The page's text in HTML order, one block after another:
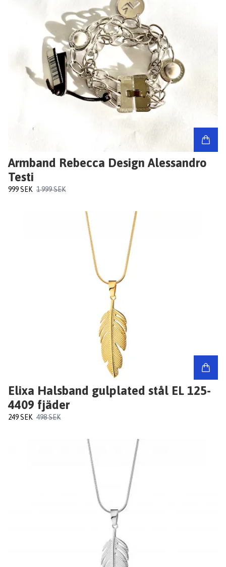
Armband Rebecca Design Alessandro
Testi
999 SEK 1 999 SEK
Elixa Halsband gulplated stål EL 125-
4409 fjäder
249 SEK 498 SEK